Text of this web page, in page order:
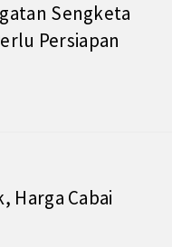
Sengketa
Persiapan
Harga Cabai